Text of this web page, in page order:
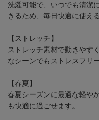
洗濯可能で、いつでも清潔
きるため、毎日快適に使え
【ストレッチ】
ストレッチ素材で動きやす
なシーンでもストレスフリ
【春夏】
春夏シーズンに最適な軽や
も快適に過ごせます。